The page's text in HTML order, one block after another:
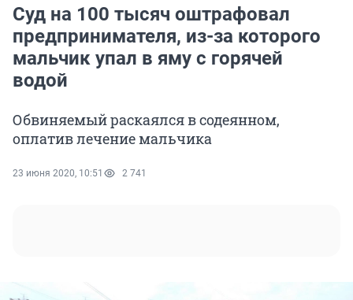
Суд на 100 тысяч оштрафовал
предпринимателя, из-за которого
мальчик упал в яму с горячей
водой
Обвиняемый раскаялся в содеянном,
оплатив лечение мальчика
23 июня 2020, 10:51 2 741